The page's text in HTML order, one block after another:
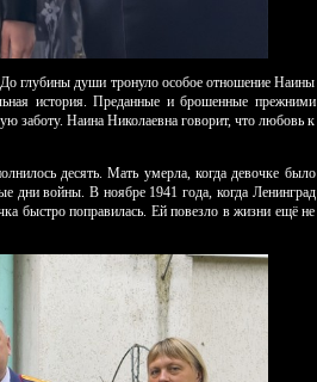
глубины души тронуло особое отношение Наины
история. Преданные и брошенные прежними
заботу. Наина Николаевна говорит, что любовь к
десять. Мать умерла, когда девочке было
дни войны. В ноябре 1941 года, когда Ленинград
быстро поправилась. Ей повезло в жизни ещё не